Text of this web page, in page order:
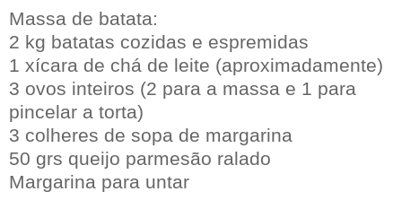
Massa de batata:
2 kg batatas cozidas e espremidas
1 xícara de chá de leite (aproximadamente)
3 ovos inteiros (2 para a massa e 1 para
pincelar a torta)
3 colheres de sopa de margarina
50 grs queijo parmesão ralado
Margarina para untar